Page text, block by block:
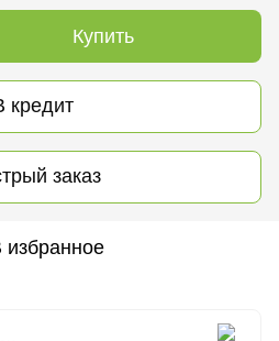
Купить
кредит
заказ
избранное